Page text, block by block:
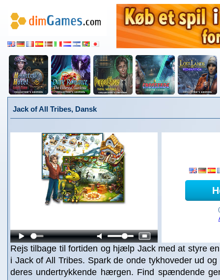
Jack of All Tribes, Dansk
Rejs tilbage til fortiden og hjælp Jack med at styre
i Jack of All Tribes. Spark de onde tykhoveder ud
deres undertrykkende hærgen. Find spændende